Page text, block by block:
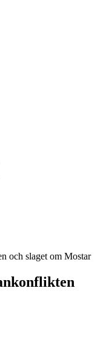
och slaget om Mostar